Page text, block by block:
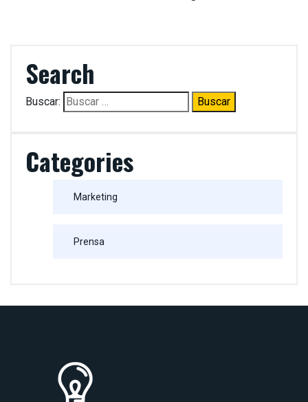
Search
Buscar:
Categories
Marketing
Prensa